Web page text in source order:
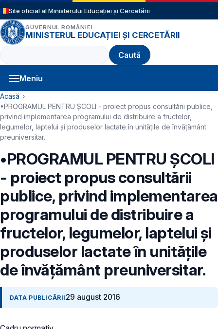
Sari la conținutul principal
Site oficial al Ministerului Educației și Cercetării
GUVERNUL ROMÂNIEI
MINISTERUL EDUCAȚIEI ȘI CERCETĂRII
Caută
Meniu
Navigație principală
Cale de navigare
Acasă
•PROGRAMUL PENTRU ȘCOLI - proiect propus consultării publice,
privind implementarea programului de distribuire a fructelor,
legumelor, laptelui și produselor lactate în unitățile de învățământ
preuniversitar.
•PROGRAMUL PENTRU ȘCOLI
- proiect propus consultării
publice, privind implementarea
programului de distribuire a
fructelor, legumelor, laptelui și
produselor lactate în unitățile
de învățământ preuniversitar.
DATA PUBLICĂRII 29 august 2016